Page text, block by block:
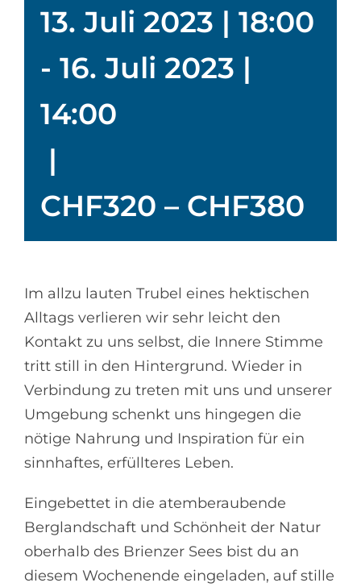
13. Juli 2023 | 18:00
- 16. Juli 2023 |
14:00
|
CHF320 – CHF380
Im allzu lauten Trubel eines hektischen
Alltags verlieren wir sehr leicht den
Kontakt zu uns selbst, die Innere Stimme
tritt still in den Hintergrund. Wieder in
Verbindung zu treten mit uns und unserer
Umgebung schenkt uns hingegen die
nötige Nahrung und Inspiration für ein
sinnhaftes, erfüllteres Leben.
Eingebettet in die atemberaubende
Berglandschaft und Schönheit der Natur
oberhalb des Brienzer Sees bist du an
diesem Wochenende eingeladen, auf stille